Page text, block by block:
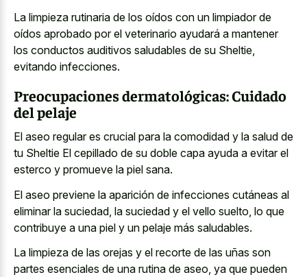
La limpieza rutinaria de los oídos con un limpiador de
oídos aprobado por el veterinario ayudará a mantener
los conductos auditivos saludables de su Sheltie,
evitando infecciones.
Preocupaciones dermatológicas: Cuidado
del pelaje
El aseo regular es crucial para la comodidad y la salud de
tu Sheltie El cepillado de su doble capa ayuda a evitar el
esterco y promueve la piel sana.
El aseo previene la aparición de infecciones cutáneas al
eliminar la suciedad, la suciedad y el vello suelto, lo que
contribuye a una piel y un pelaje más saludables.
La limpieza de las orejas y el recorte de las uñas son
partes esenciales de una rutina de aseo, ya que pueden